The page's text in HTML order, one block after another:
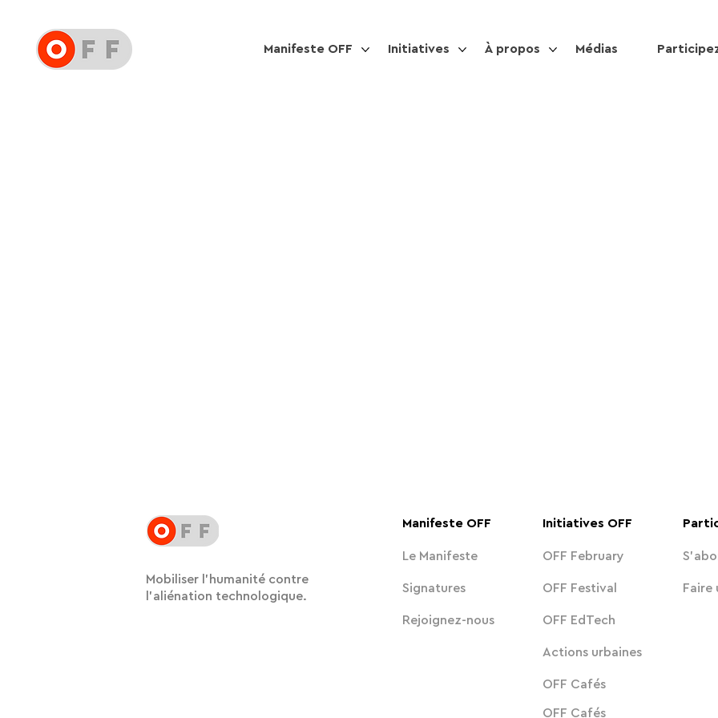
Manifeste OFF Initiatives À propos Médias
Mobiliser l'humanité contre
l'aliénation technologique.
Manifeste OFF
Le Manifeste
Signatures
Rejoignez-nous
Initiatives OFF
OFF February
OFF Festival Faire
OFF EdTech
Actions urbaines
OFF Cafés
OFF Cafés